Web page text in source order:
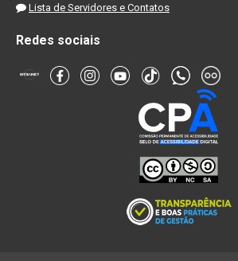
Lista de Servidores e Contatos
Redes sociais